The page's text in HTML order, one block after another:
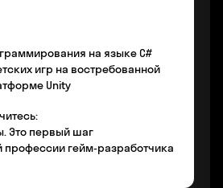
на языке С#
игр на востребованной
Unity
Это первый шаг
профессии гейм-разработчика